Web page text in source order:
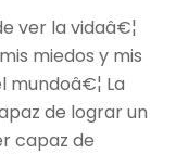
ver la vidaâ€¦
miedos y mis
La
de lograr un
capaz de